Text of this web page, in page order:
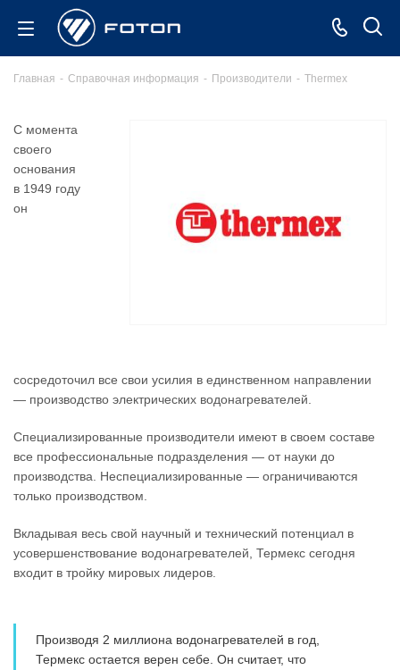
Главная - Справочная информация - Производители - Thermex
С момента
своего
основания
в 1949 году
он
сосредоточил все свои усилия в единственном направлении
— производство электрических водонагревателей.
Специализированные производители имеют в своем составе
все профессиональные подразделения — от науки до
производства. Неспециализированные — ограничиваются
только производством.
Вкладывая весь свой научный и технический потенциал в
усовершенствование водонагревателей, Термекс сегодня
входит в тройку мировых лидеров.
Производя 2 миллиона водонагревателей в год,
Термекс остается верен себе. Он считает, что